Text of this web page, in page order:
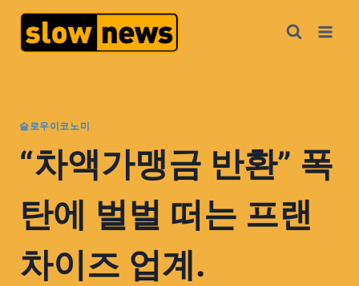
슬로우이코노미
“차액가맹금 반환” 폭
탄에 벌벌 떠는 프랜
차이즈 업계.